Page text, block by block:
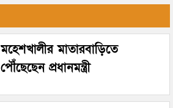
মহেশখালীর মাতারবাড়িতে
পৌঁছেছেন প্রধানমন্ত্রী